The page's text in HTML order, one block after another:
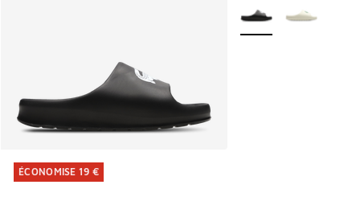
ÉCONOMISE 19 €
ÉCONOMISE 19 €
Plus de couleurs